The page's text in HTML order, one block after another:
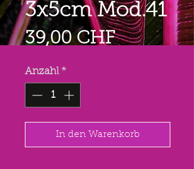
3x5cm Mod.41
39,00 CHFPreis
Anzahl *
In den Warenkorb